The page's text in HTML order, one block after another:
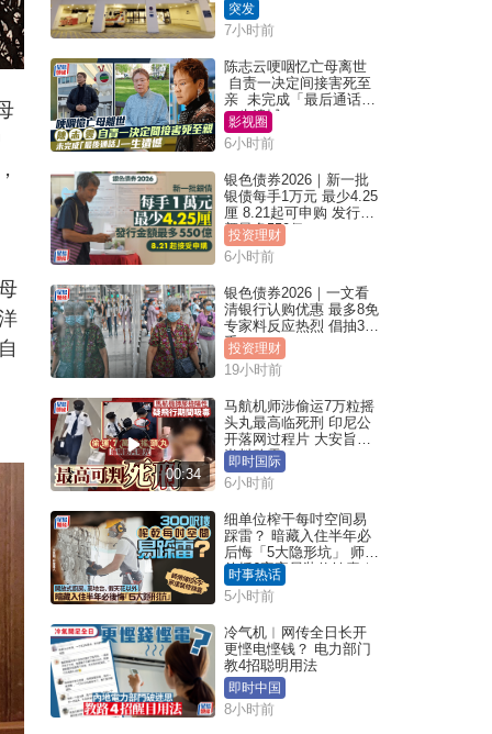
突发
7小时前
陈志云哽咽忆亡母离世
自责一决定间接害死至
亲 未完成「最后通话」
一生遗憾
影视圈
6小时前
银色债券2026｜新一批
银债每手1万元 最少4.25
厘 8.21起可申购 发行金
额最多550亿
投资理财
6小时前
银色债券2026｜一文看
清银行认购优惠 最多8免
专家料反应热烈 倡抽30
手
投资理财
19小时前
00:34
马航机师涉偷运7万粒摇
头丸最高临死刑 印尼公
开落网过程片 大安旨意
岂料败露
即时国际
6小时前
细单位榨干每吋空间易
踩雷？ 暗藏入住半年必
后悔「5大隐形坑」 师傅
传授6字家居装修锦囊｜
Juicy叮
时事热话
5小时前
冷气机︱网传全日长开
更悭电悭钱？ 电力部门
教4招聪明用法
即时中国
8小时前